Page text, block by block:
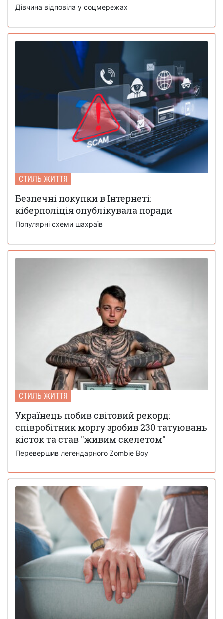
Дівчина відповіла у соцмережах
СТИЛЬ ЖИТТЯ
Безпечні покупки в Інтернеті:
кіберполіція опублікувала поради
Популярні схеми шахраїв
СТИЛЬ ЖИТТЯ
Українець побив світовий рекорд:
співробітник моргу зробив 230 татуювань
кісток та став "живим скелетом"
Перевершив легендарного Zombie Boy